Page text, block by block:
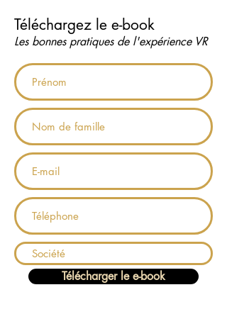
Téléchargez le e-book
Les bonnes pratiques de l'expérience VR
Télécharger le e-book